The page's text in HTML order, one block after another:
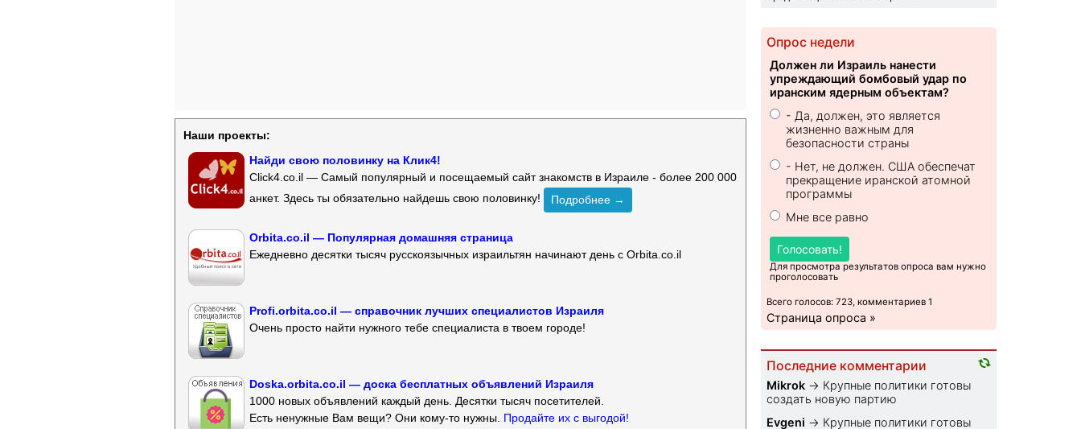
Наши проекты:
Найди свою половинку на Клик4!
Click4.co.il — Самый популярный и посещаемый сайт знакомств в Израиле - более 200 000
анкет. Здесь ты обязательно найдешь свою половинку!
Подробнее →
Orbita.co.il — Популярная домашняя страница
Ежедневно десятки тысяч русскоязычных израильтян начинают день с Orbita.co.il
Profi.orbita.co.il — справочник лучших специалистов Израиля
Очень просто найти нужного тебе специалиста в твоем городе!
Doska.orbita.co.il — доска бесплатных объявлений Израиля
1000 новых объявлений каждый день. Десятки тысяч посетителей.
Есть ненужные Вам вещи? Они кому-то нужны. Продайте их с выгодой!
Опрос недели
Должен ли Израиль нанести
упреждающий бомбовый удар по
иранским ядерным объектам?
- Да, должен, это является
жизненно важным для
безопасности страны
- Нет, не должен. США обеспечат
прекращение иранской атомной
программы
Мне все равно
Голосовать!
Для просмотра результатов опроса вам нужно
проголосовать
Всего голосов: 723, комментариев 1
Страница опроса »
Последние комментарии
Mikrok → Крупные политики готовы
создать новую партию
Evgeni → Крупные политики готовы